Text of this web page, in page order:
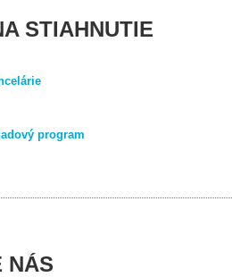
STIAHNUTIE
program
NÁS